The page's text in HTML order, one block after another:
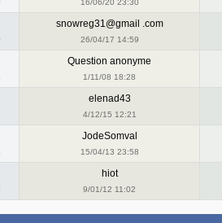
16/06/20 23:30
snowreg31@gmail .com
26/04/17 14:59
Question anonyme
1/11/08 18:28
elenad43
4/12/15 12:21
JodeSomval
15/04/13 23:58
hiot
9/01/12 11:02